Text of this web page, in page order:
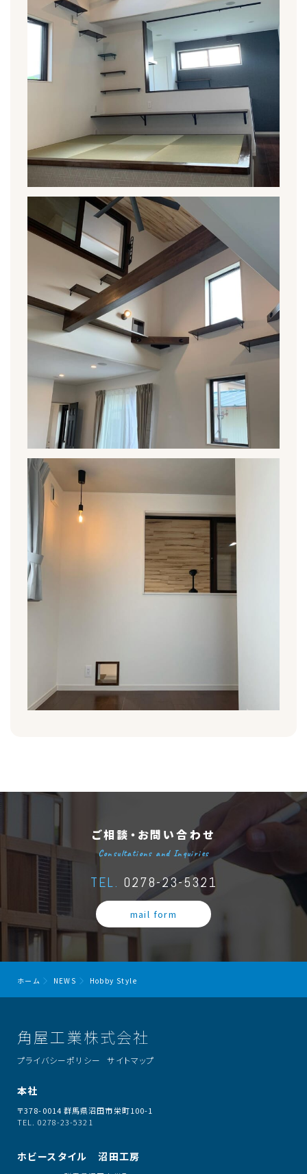
ご相談・お問い合わせ
Consultations and Inquiries
TEL. 0278-23-5321
mail form
ホーム NEWS Hobby Style
角屋工業株式会社
本社
〒378-0014 群馬県沼田市栄町100-1
TEL. 0278-23-5321
プライバシーポリシー サイトマップ
ホビースタイル 沼田工房